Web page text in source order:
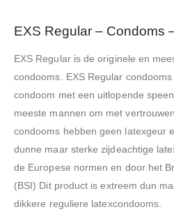
EXS Regular – Condoms
EXS Regular is de originele en
condooms. EXS Regular
condoom met een uitlopende
meeste mannen om met
condooms hebben geen latexgeur
dunne maar sterke zijdeachtige
de Europese normen en door het
(BSI) Dit product is extreem dun
dikkere reguliere latexcondooms.